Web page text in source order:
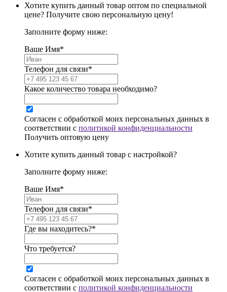
Хотите купить данный товар оптом по специальной
цене? Получите свою персональную цену!
Заполните форму ниже:
Ваше Имя*
Телефон для связи*
Какое количество товара необходимо?
Согласен с обработкой моих персональных данных в
соответствии с политикой конфиденциальности
Получить оптовую цену
Хотите купить данный товар с настройкой?
Заполните форму ниже:
Ваше Имя*
Телефон для связи*
Где вы находитесь?*
Что требуется?
Согласен с обработкой моих персональных данных в
соответствии с политикой конфиденциальности